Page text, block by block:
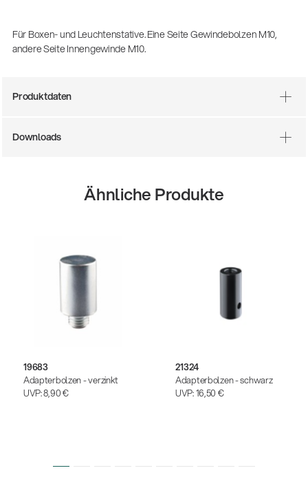
13860-200-25
Gitarrenstuhl
Mit dabei, wenn Fußballgeschichte
Für Boxen- und Leuchtenstative. Eine Seite Gewindebolzen M10,
andere Seite Innengewinde M10.
Produktdaten
Downloads
Ähnliche Produkte
19683
Adapterbolzen - verzinkt
UVP:8,90 €
21324
Adapterbolzen - schwarz
UVP:16,50 €